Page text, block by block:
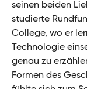
seinen beiden
studierte
College, wo er
Technologie
genau zu
Formen des